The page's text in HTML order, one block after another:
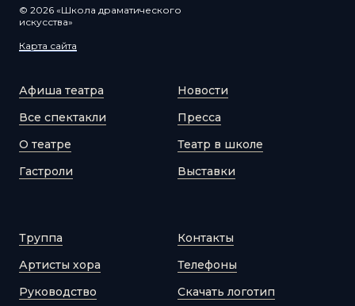
© 2026 «Школа драматического
искусства»
Карта сайта
Афиша театра
Все спектакли
О театре
Гастроли
Новости
Пресса
Театр в школе
Выставки
Труппа
Артисты хора
Руководство
Контакты
Телефоны
Скачать логотип